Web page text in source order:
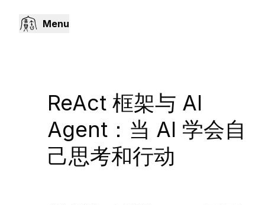
Menu
ReAct 框架与 AI
Agent：当 AI 学会自
己思考和行动